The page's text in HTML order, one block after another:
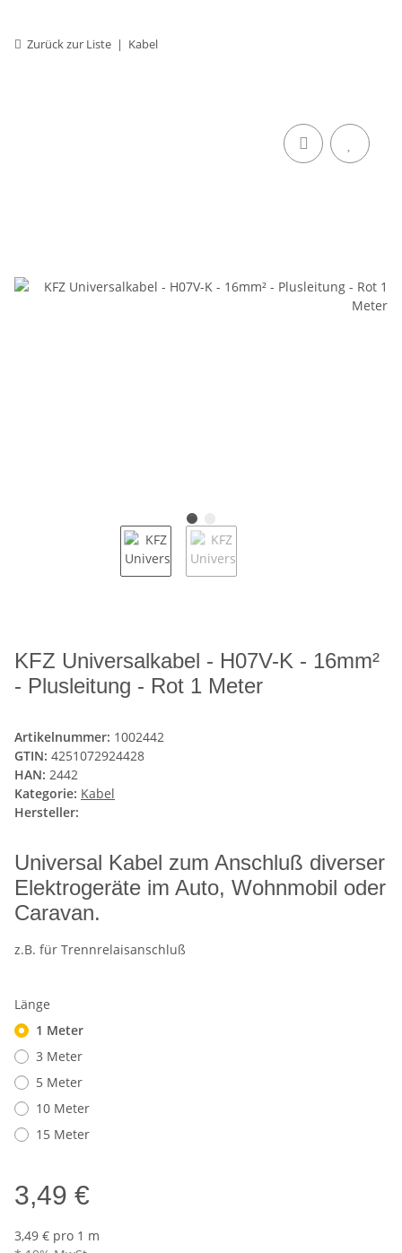
Zurück zur Liste Kabel
KFZ Universalkabel - H07V-K - 16mm²
- Plusleitung - Rot 1 Meter
Artikelnummer: 1002442
GTIN: 4251072924428
HAN: 2442
Kategorie: Kabel
Hersteller:
Universal Kabel zum Anschluß diverser
Elektrogeräte im Auto, Wohnmobil oder
Caravan.
z.B. für Trennrelaisanschluß
Länge
1 Meter
3 Meter
5 Meter
10 Meter
15 Meter
3,49 €
3,49 € pro 1 m